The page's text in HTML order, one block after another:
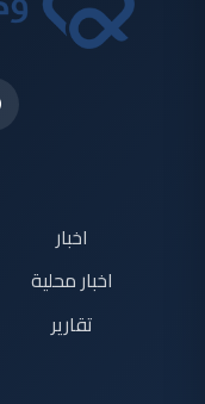
اخبار
اخبار محلية
تقارير